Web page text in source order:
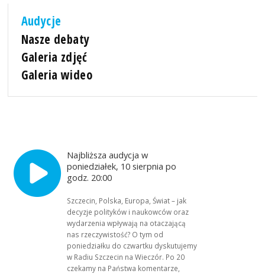
Audycje
Nasze debaty
Galeria zdjęć
Galeria wideo
Najbliższa audycja w
poniedziałek, 10 sierpnia po
godz. 20:00
Szczecin, Polska, Europa, Świat – jak
decyzje polityków i naukowców oraz
wydarzenia wpływają na otaczającą
nas rzeczywistość? O tym od
poniedziałku do czwartku dyskutujemy
w Radiu Szczecin na Wieczór. Po 20
czekamy na Państwa komentarze,